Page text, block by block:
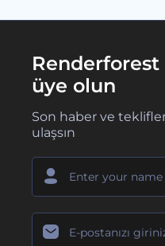
üye olun
Son haber ve
ulaşsın